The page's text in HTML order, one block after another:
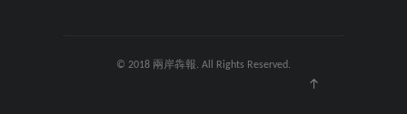
© 2018 兩岸犇報. All Rights Reserved.